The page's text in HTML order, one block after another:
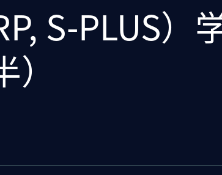
S-PLUS）